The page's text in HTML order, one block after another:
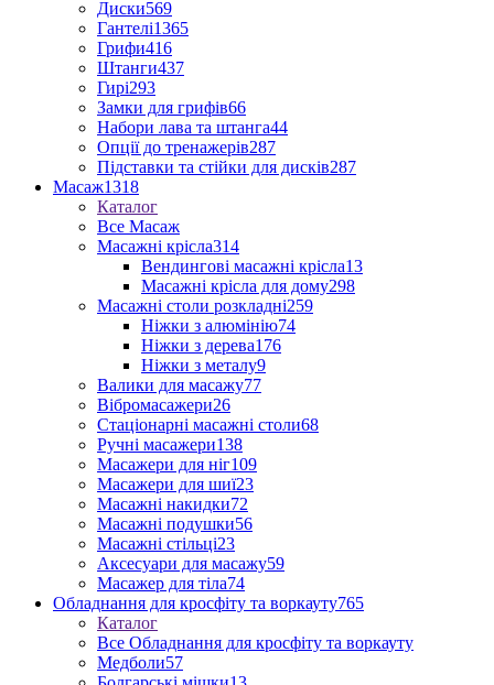
Диски569
Гантелі1365
Грифи416
Штанги437
Гирі293
Замки для грифів66
Набори лава та штанга44
Опції до тренажерів287
Підставки та стійки для дисків287
Масаж1318
Каталог
Все Масаж
Масажні крісла314
Вендингові масажні крісла13
Масажні крісла для дому298
Масажні столи розкладні259
Ніжки з алюмінію74
Ніжки з дерева176
Ніжки з металу9
Валики для масажу77
Вібромасажери26
Стаціонарні масажні столи68
Ручні масажери138
Масажери для ніг109
Масажери для шиї23
Масажні накидки72
Масажні подушки56
Масажні стільці23
Аксесуари для масажу59
Масажер для тіла74
Обладнання для кросфіту та воркауту765
Каталог
Все Обладнання для кросфіту та воркауту
Медболи57